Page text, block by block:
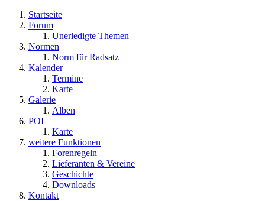
Startseite
Forum
Unerledigte Themen
Normen
Norm für Radsatz
Kalender
Termine
Karte
Galerie
Alben
POI
Karte
weitere Funktionen
Forenregeln
Lieferanten & Vereine
Geschichte
Downloads
Kontakt